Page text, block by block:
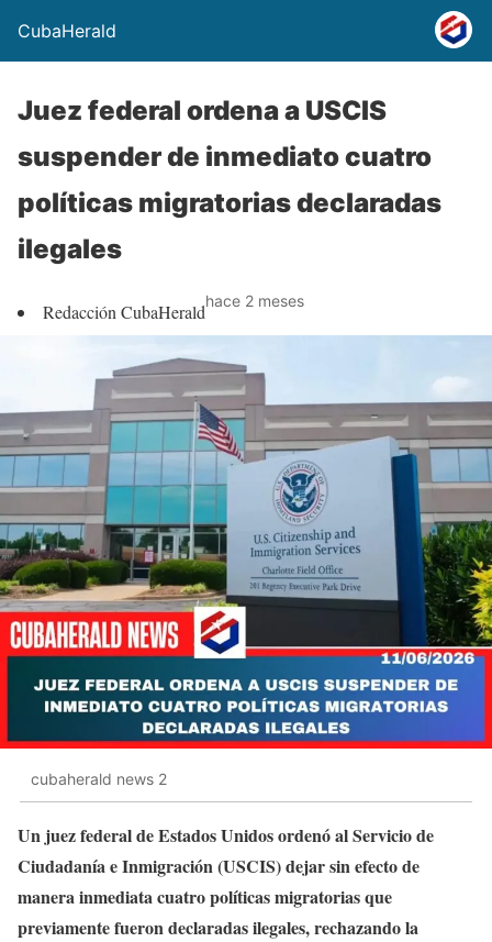
CubaHerald
Juez federal ordena a USCIS
suspender de inmediato cuatro
políticas migratorias declaradas
ilegales
Redacción CubaHeraldhace 2 meses
cubaherald news 2
Un juez federal de Estados Unidos ordenó al Servicio de
Ciudadanía e Inmigración (USCIS) dejar sin efecto de
manera inmediata cuatro políticas migratorias que
previamente fueron declaradas ilegales, rechazando la